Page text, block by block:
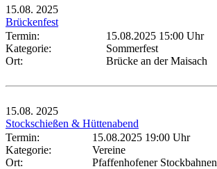
15.08. 2025
Brückenfest
Termin:
15.08.2025 15:00 Uhr
Kategorie:
Sommerfest
Ort:
Brücke an der Maisach
15.08. 2025
Stockschießen & Hüttenabend
Termin:
15.08.2025 19:00 Uhr
Kategorie:
Vereine
Ort:
Pfaffenhofener Stockbahnen